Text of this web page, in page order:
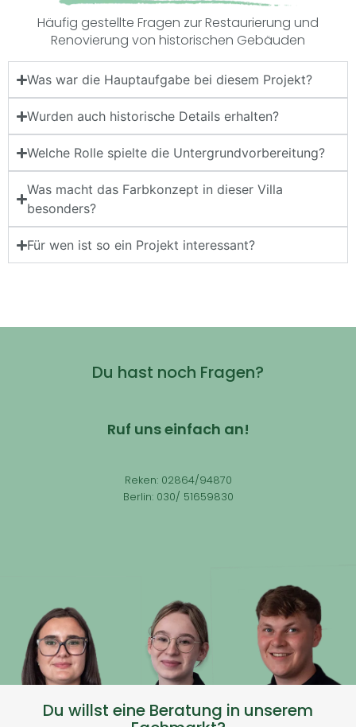
Häufig gestellte Fragen zur Restaurierung und
Renovierung von historischen Gebäuden
Was war die Hauptaufgabe bei diesem Projekt?
Wurden auch historische Details erhalten?
Welche Rolle spielte die Untergrundvorbereitung?
Was macht das Farbkonzept in dieser Villa
besonders?
Für wen ist so ein Projekt interessant?
Du hast noch Fragen?
Ruf uns einfach an!
Reken: 02864/94870
Berlin: 030/ 51659830
Du willst eine Beratung in unserem